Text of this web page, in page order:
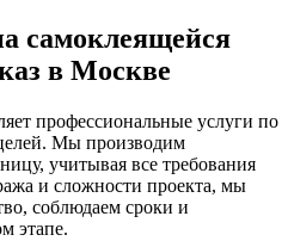
самоклеящейся
в Москве
профессиональные услуги по
Мы производим
учитывая все требования
и сложности проекта, мы
соблюдаем сроки и
этапе.